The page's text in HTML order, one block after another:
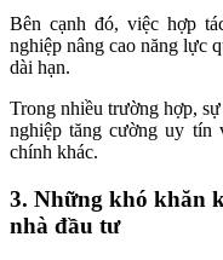
Bên cạnh đó, việc hợp
nghiệp nâng cao năng lực
dài hạn.
Trong nhiều trường hợp,
nghiệp tăng cường uy tín
chính khác.
3. Những khó khăn
nhà đầu tư